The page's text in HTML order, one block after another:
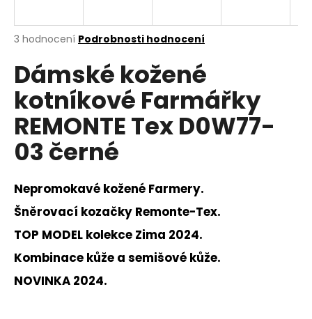
Průměrné
produktu
je
4,3
5
hvězdiček.
3 hodnocení Podrobnosti hodnocení
Dámské kožené
kotníkové Farmářky
REMONTE Tex D0W77-
03 černé
Nepromokavé kožené Farmery.
Šněrovací kozačky Remonte-Tex.
TOP MODEL kolekce Zima 2024.
Kombinace kůže a semišové kůže.
NOVINKA 2024.
j
t
?
D
o
p
o
r